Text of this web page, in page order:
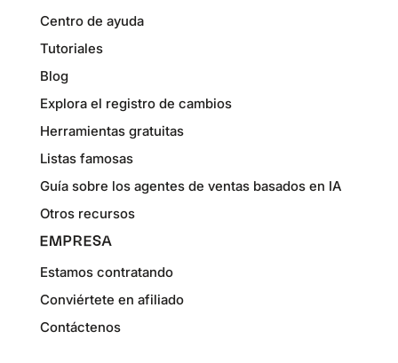
Centro de ayuda
Tutoriales
Blog
Explora el registro de cambios
Herramientas gratuitas
Listas famosas
Guía sobre los agentes de ventas basados en IA
Otros recursos
EMPRESA
Estamos contratando
Conviértete en afiliado
Contáctenos